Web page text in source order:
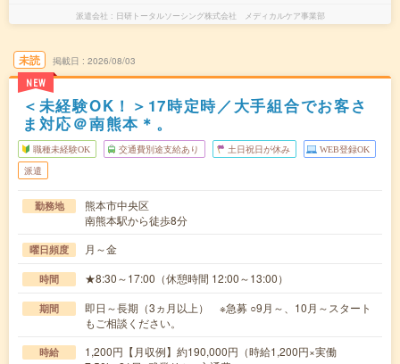
派遣会社 日研トータルソーシング株式会社 メディカルケア事業部
未読
NEW
掲載日 2026/08/03
＜未経験OK！＞17時定時／大手組合でお客さ
ま対応＠南熊本＊。
職種未経験OK 交通費別途支給あり 土日祝日が休み WEB登録OK
派遣
勤務地
熊本市中央区
南熊本駅から徒歩8分
曜日頻度 月～金
時間 ★8:30～17:00（休憩時間 12:00～13:00）
期間
即日～長期（3ヵ月以上） ※急募 ○9月～、10月～スタート
もご相談ください。
時給
1,200円【月収例】約190,000円（時給1,200円×実働